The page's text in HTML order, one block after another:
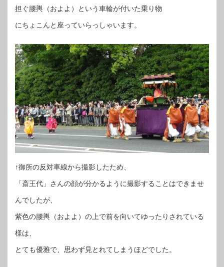
担ぐ腰輿（およよ）という車輪が付いた乗り物
にちょこんと座っていらっしゃいます。
↑御所の反対車線から撮影したため、
「斎王代」さんの顔が分かるように撮影することはできませ
んでしたが、
紫色の腰輿（およよ）の上で前を向いてゆったりされている
様は、
とても優雅で、思わず見とれてしまうほどでした。